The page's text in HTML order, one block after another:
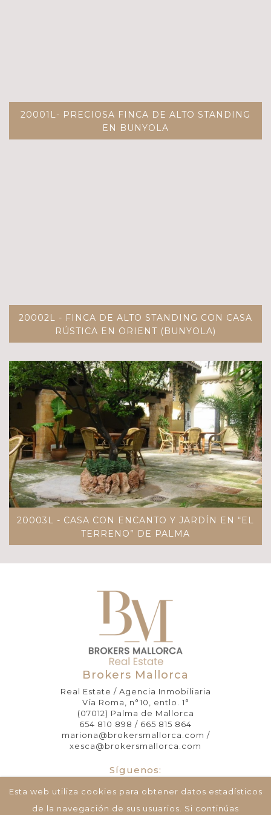
20001L- PRECIOSA FINCA DE ALTO STANDING
EN BUNYOLA
20002L - FINCA DE ALTO STANDING CON CASA
RÚSTICA EN ORIENT (BUNYOLA)
20003L - CASA CON ENCANTO Y JARDÍN EN “EL
TERRENO” DE PALMA
Brokers Mallorca
Real Estate / Agencia Inmobiliaria
Vía Roma, n°10, entlo. 1°
(07012) Palma de Mallorca
654 810 898 / 665 815 864
mariona@brokersmallorca.com /
xesca@brokersmallorca.com
Síguenos:
Esta web utiliza cookies para obtener datos estadísticos
de la navegación de sus usuarios. Si continúas